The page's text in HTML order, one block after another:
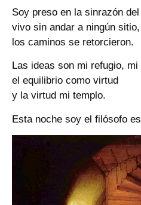
Soy preso en la sinrazón
vivo sin andar a ningún sitio,
los caminos se retorcieron.
Las ideas son mi refugio, mi
el equilibrio como virtud
y la virtud mi templo.
Esta noche soy el filósofo